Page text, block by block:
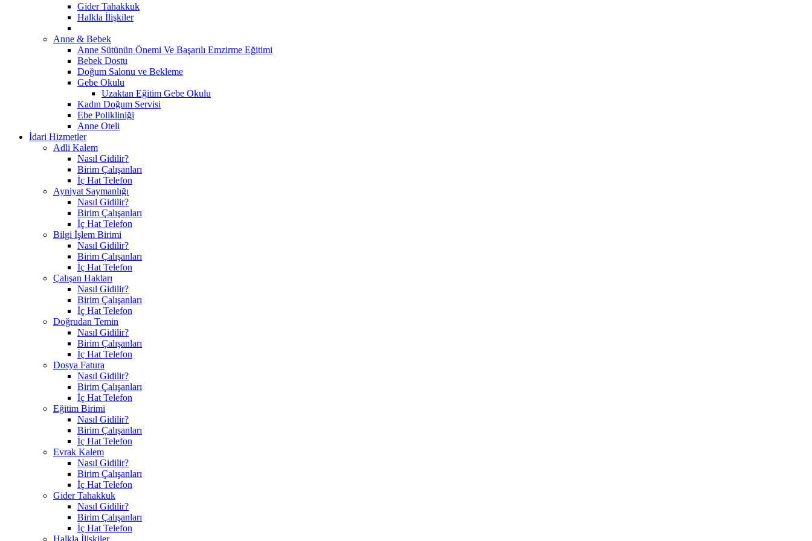
Gider Tahakkuk
Halkla İlişkiler
Anne & Bebek
Anne Sütünün Önemi Ve Başarılı Emzirme Eğitimi
Bebek Dostu
Doğum Salonu ve Bekleme
Gebe Okulu
Uzaktan Eğitim Gebe Okulu
Kadın Doğum Servisi
Ebe Polikliniği
Anne Oteli
İdari Hizmetler
Adli Kalem
Nasıl Gidilir?
Birim Çalışanları
İç Hat Telefon
Ayniyat Saymanlığı
Nasıl Gidilir?
Birim Çalışanları
İç Hat Telefon
Bilgi İşlem Birimi
Nasıl Gidilir?
Birim Çalışanları
İç Hat Telefon
Çalışan Hakları
Nasıl Gidilir?
Birim Çalışanları
İç Hat Telefon
Doğrudan Temin
Nasıl Gidilir?
Birim Çalışanları
İç Hat Telefon
Dosya Fatura
Nasıl Gidilir?
Birim Çalışanları
İç Hat Telefon
Eğitim Birimi
Nasıl Gidilir?
Birim Çalışanları
İç Hat Telefon
Evrak Kalem
Nasıl Gidilir?
Birim Çalışanları
İç Hat Telefon
Gider Tahakkuk
Nasıl Gidilir?
Birim Çalışanları
İç Hat Telefon
Halkla İlişkiler